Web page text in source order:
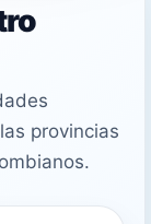
provincias